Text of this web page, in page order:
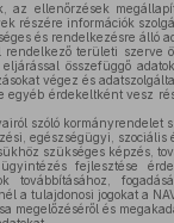
ellenőrzések
részére információk
és rendelkezésre álló
területi szerve
összefüggő
végez és
érdekeltként vesz
szóló kormányrendelet
egészségügyi, szociális
szükséges képzés,
fejlesztése
továbbításához,
a tulajdonosi jogokat a
megelőzéséről és